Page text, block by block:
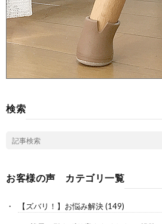
検索
お客様の声 カテゴリ一覧
【ズバリ！】お悩み解決(149)